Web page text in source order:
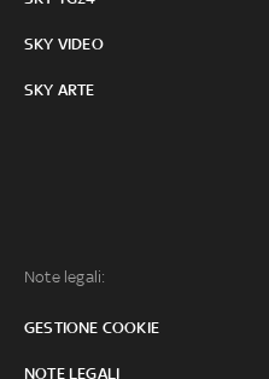
SKY VIDEO
SKY ARTE
Note legali:
GESTIONE COOKIE
NOTE LEGALI